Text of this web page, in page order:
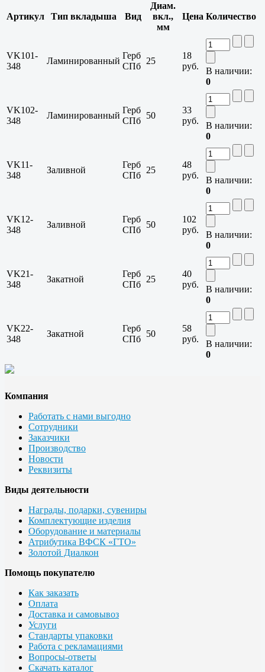
Артикул Тип вкладыша Вид
Диам.
вкл.,
мм
Цена Количество
VK101-
348
Ламинированный
Герб
СПб
25
18
руб.
В наличии:
0
VK102-
348
Ламинированный
Герб
СПб
50
33
руб.
В наличии:
0
VK11-
348
Заливной
Герб
СПб
25
48
руб.
В наличии:
0
VK12-
348
Заливной
Герб
СПб
50
102
руб.
В наличии:
0
VK21-
348
Закатной
Герб
СПб
25
40
руб.
В наличии:
0
VK22-
348
Закатной
Герб
СПб
50
58
руб.
В наличии:
0
Компания
Работать с нами выгодно
Сотрудники
Заказчики
Производство
Новости
Реквизиты
Виды деятельности
Награды, подарки, сувениры
Комплектующие изделия
Оборудование и материалы
Атрибутика ВФСК «ГТО»
Золотой Диалкон
Помощь покупателю
Как заказать
Оплата
Доставка и самовывоз
Услуги
Стандарты упаковки
Работа с рекламациями
Вопросы-ответы
Скачать каталог